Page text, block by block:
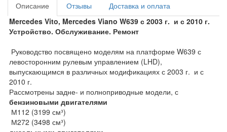
Описание
Отзывы
Доставка и оплата
Mercedes Vito, Mercedes Viano W639 с 2003 г. и с 2010 г.
Устройство. Обслуживание. Ремонт
Руководство посвящено моделям на платформе W639 с
левосторонним рулевым управлением (LHD),
выпускающимся в различных модификациях с 2003 г. и с
2010 г.
Рассмотрены задне- и полноприводные модели, с
бензиновыми двигателями
М112 (3199 см³)
М272 (3498 см³)